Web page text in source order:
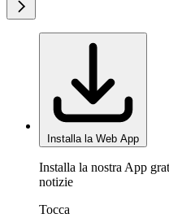
Installa la Web App
Installa la nostra App
notizie
Tocca